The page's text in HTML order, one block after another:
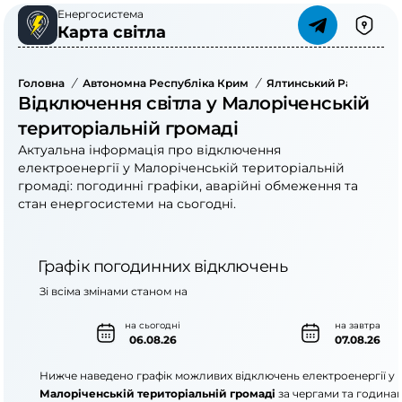
Енергосистема
Карта світла
Головна / Автономна Республіка Крим / Ялтинський Район
Відключення світла у Малоріченській
територіальній громаді
Актуальна інформація про відключення
електроенергії у Малоріченській територіальній
громаді: погодинні графіки, аварійні обмеження та
стан енергосистеми на сьогодні.
Графік погодинних відключень
на сьогодні
06.08.26
на завтра
07.08.26
Зі всіма змінами станом на
Нижче наведено графік можливих відключень електроенергії у
Малоріченській територіальній громаді за чергами та